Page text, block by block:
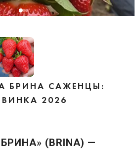
БРИНА САЖЕНЦЫ:
2026
(BRINA) —